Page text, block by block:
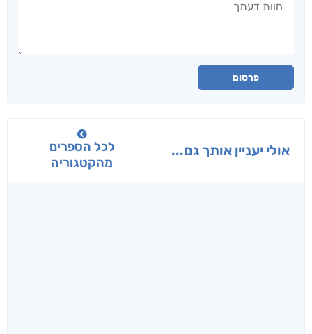
פרסום
אולי יעניין אותך גם...
לכל הספרים
מהקטגוריה